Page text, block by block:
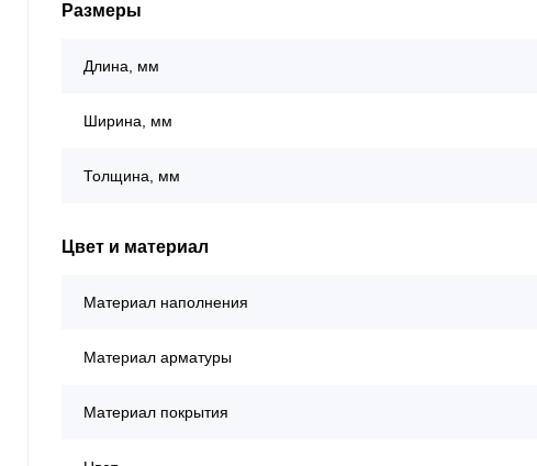
Размеры
Длина, мм
Ширина, мм
Толщина, мм
Цвет и материал
Материал наполнения
Материал арматуры
Материал покрытия